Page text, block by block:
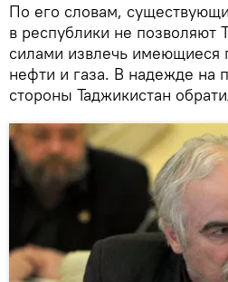
По его словам,
в республики не позволяют
силами извлечь имеющиеся
нефти и газа. В надежде на
стороны Таджикистан